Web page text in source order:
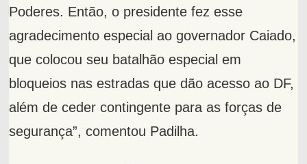
Poderes. Então, o presidente fez esse
agradecimento especial ao governador Caiado,
que colocou seu batalhão especial em
bloqueios nas estradas que dão acesso ao DF,
além de ceder contingente para as forças de
segurança”, comentou Padilha.